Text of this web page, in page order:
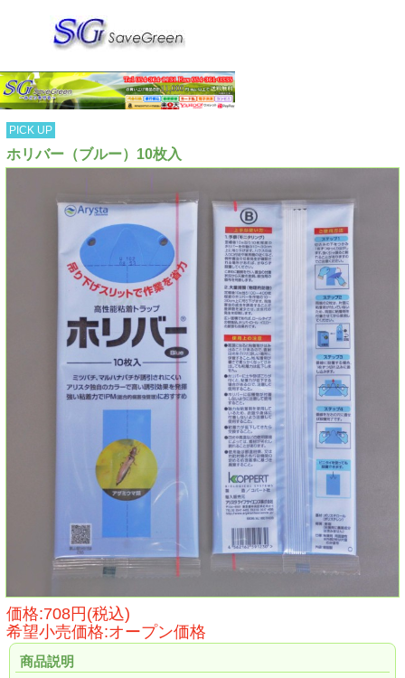
PICK UP
ホリバー（ブルー）10枚入
価格:708円(税込)
希望小売価格:オープン価格
商品説明